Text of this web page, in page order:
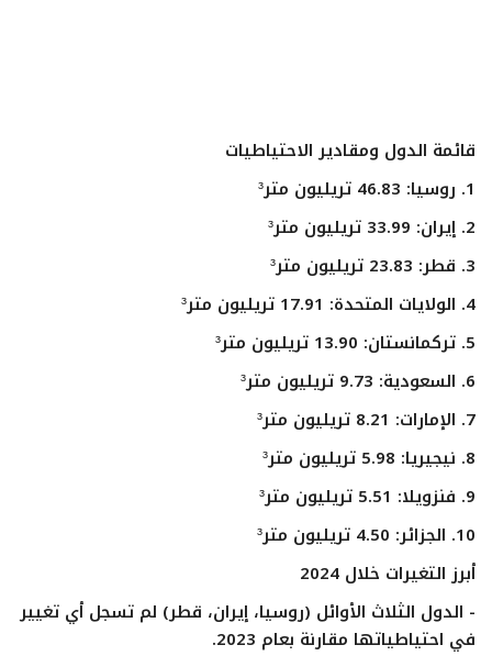
قائمة الدول ومقادير الاحتياطيات
1. روسيا: 46.83 تريليون متر³
2. إيران: 33.99 تريليون متر³
3. قطر: 23.83 تريليون متر³
4. الولايات المتحدة: 17.91 تريليون متر³
5. تركمانستان: 13.90 تريليون متر³
6. السعودية: 9.73 تريليون متر³
7. الإمارات: 8.21 تريليون متر³
8. نيجيريا: 5.98 تريليون متر³
9. فنزويلا: 5.51 تريليون متر³
10. الجزائر: 4.50 تريليون متر³
أبرز التغيرات خلال 2024
- الدول الثلاث الأوائل (روسيا، إيران، قطر) لم تسجل أي تغيير
في احتياطياتها مقارنة بعام 2023.